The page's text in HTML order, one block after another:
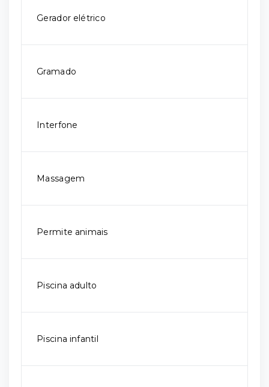
Gerador elétrico
Gramado
Interfone
Massagem
Permite animais
Piscina adulto
Piscina infantil